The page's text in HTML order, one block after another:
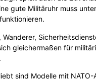
gute Militäruhr muss
Wanderer,
gleichermaßen für
sind Modelle mit NATO-